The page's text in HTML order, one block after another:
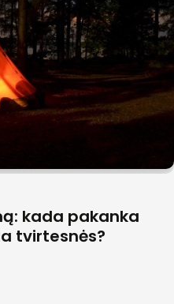
kada pakanka
tvirtesnės?